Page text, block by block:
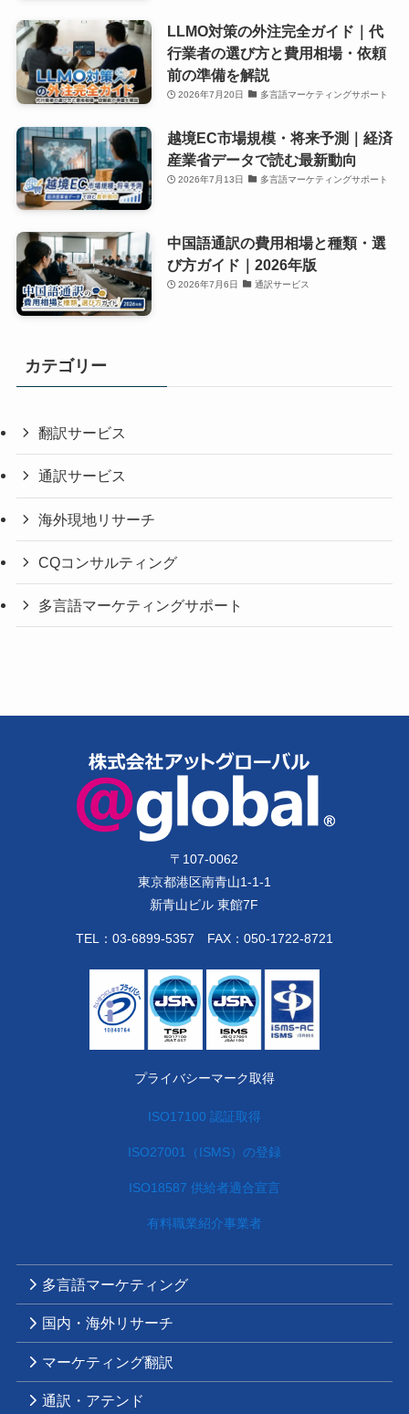
LLMO対策の外注完全ガイド｜代
行業者の選び方と費用相場・依頼
前の準備を解説
2026年7月20日 多言語マーケティングサポート
越境EC市場規模・将来予測｜経済
産業省データで読む最新動向
2026年7月13日 多言語マーケティングサポート
中国語通訳の費用相場と種類・選
び方ガイド｜2026年版
2026年7月6日 通訳サービス
カテゴリー
翻訳サービス
通訳サービス
海外現地リサーチ
CQコンサルティング
多言語マーケティングサポート
〒 107-0062
東京都港区南青山1-1-1
新青山ビル 東館7F
TEL： 03-6899-5357 FAX：050-1722-8721
プライバシーマーク取得
ISO17100 認証取得
ISO27001（ISMS）の登録
ISO18587 供給者適合宣言
有料職業紹介事業者
多言語マーケティング
国内・海外リサーチ
マーケティング翻訳
通訳・アテンド